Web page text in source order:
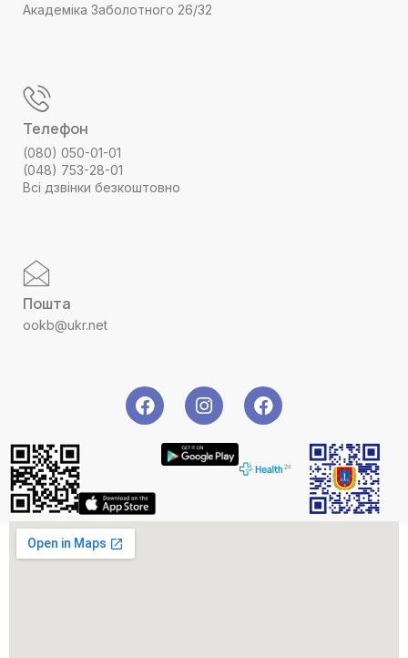
Академіка Заболотного 26/32
Телефон
(080) 050-01-01
(048) 753-28-01
Всі дзвінки безкоштовно
Пошта
ookb@ukr.net